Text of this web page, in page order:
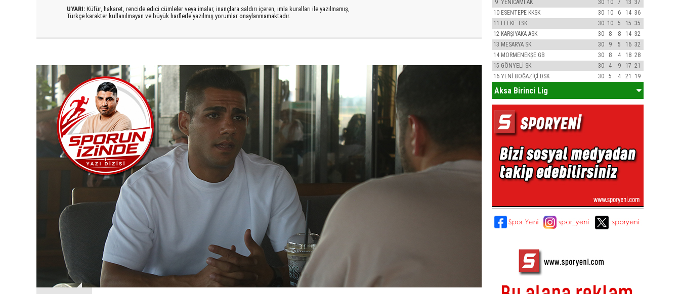
UYARI: Küfür, hakaret, rencide edici cümleler veya imalar, inançlara saldırı içeren, imla kuralları ile yazılmamış,
Türkçe karakter kullanılmayan ve büyük harflerle yazılmış yorumlar onaylanmamaktadır.
9 YENİCAMİ AK 30 10 7 13 37
10 ESENTEPE KKSK 30 10 6 14 36
11 LEFKE TSK 30 10 5 15 35
12 KARŞIYAKA ASK 30 8 8 14 32
13 MESARYA SK 30 9 5 16 32
14 MORMENEKŞE GB 30 8 4 18 28
15 GÖNYELİ SK 30 4 9 17 21
16 YENİ BOĞAZİÇİ DSK 30 5 4 21 19
Aksa Birinci Lig